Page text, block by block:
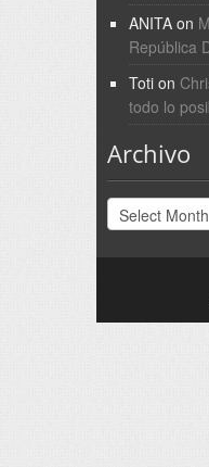
ANITAon
República
Totion
todo lo
Archivo
Archivo